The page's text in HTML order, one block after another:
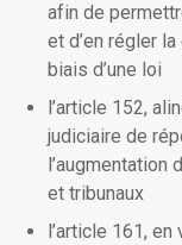
afin de
et d’en régler
biais d’une loi
l’article 152,
judiciaire de
et tribunaux
l’article 161,